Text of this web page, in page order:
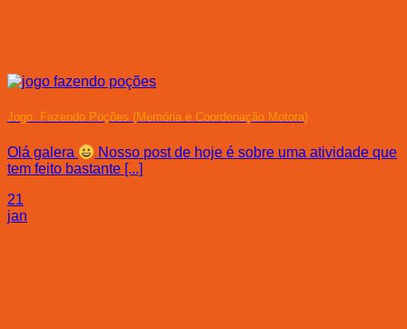
Jogo: Fazendo Poções (Memória e Coordenação Motora)
Olá galera
Nosso post de hoje é sobre uma atividade que
tem feito bastante [...]
21
jan